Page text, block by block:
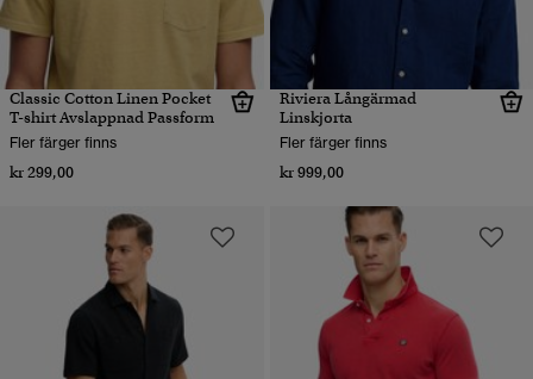
Classic Cotton Linen Pocket
T-shirt Avslappnad Passform
Fler färger finns
kr 299,00
Riviera Långärmad
Linskjorta
Fler färger finns
kr 999,00